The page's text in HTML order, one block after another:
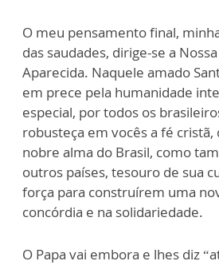
O meu pensamento final,
das saudades, dirige-se a
Aparecida. Naquele amado
em prece pela humanidade
especial, por todos os
robusteça em vocês a fé cristã,
nobre alma do Brasil, como
outros países, tesouro de sua
força para construírem uma
concórdia e na solidariedade.
O Papa vai embora e lhes diz